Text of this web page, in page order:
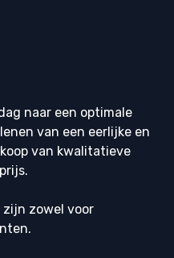
naar een optimale
van een eerlijke en
van kwalitatieve
zowel voor